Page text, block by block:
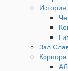
История
Зал